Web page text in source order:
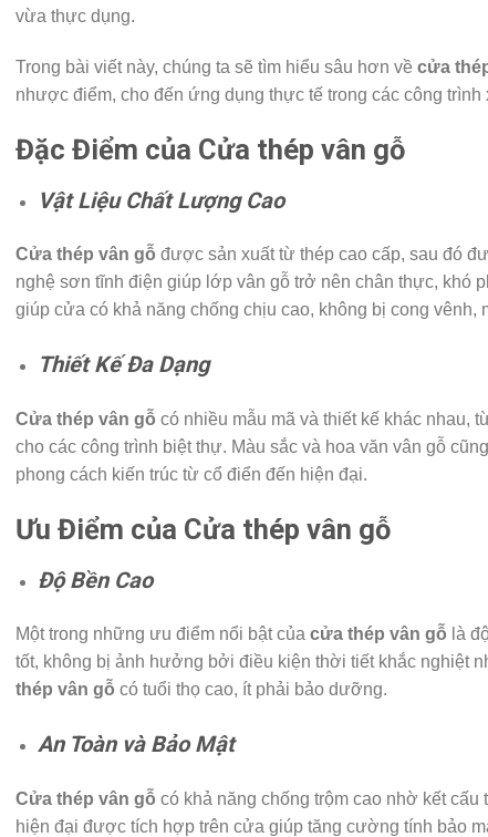
vừa thực dụng.
Trong bài viết này, chúng ta sẽ tìm hiểu sâu hơn về cửa
nhược điểm, cho đến ứng dụng thực tế trong các công trình
Đặc Điểm của Cửa thép vân gỗ
Vật Liệu Chất Lượng Cao
Cửa thép vân gỗ được sản xuất từ thép cao cấp, sau đó
nghệ sơn tĩnh điện giúp lớp vân gỗ trở nên chân thực, khó
giúp cửa có khả năng chống chịu cao, không bị cong vênh,
Thiết Kế Đa Dạng
Cửa thép vân gỗ có nhiều mẫu mã và thiết kế khác nhau,
cho các công trình biệt thự. Màu sắc và hoa văn vân gỗ
phong cách kiến trúc từ cổ điển đến hiện đại.
Ưu Điểm của Cửa thép vân gỗ
Độ Bền Cao
Một trong những ưu điểm nổi bật của cửa thép vân gỗ là
tốt, không bị ảnh hưởng bởi điều kiện thời tiết khắc nghiệt
thép vân gỗ có tuổi thọ cao, ít phải bảo dưỡng.
An Toàn và Bảo Mật
Cửa thép vân gỗ có khả năng chống trộm cao nhờ kết
hiện đại được tích hợp trên cửa giúp tăng cường tính bảo